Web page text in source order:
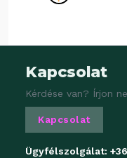
Kapcsolat
Kérdése van? Írjon
Kapcsolat
Ügyfélszolgálat: